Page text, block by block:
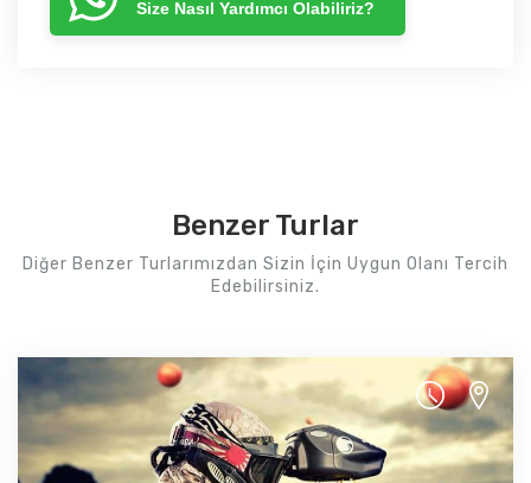
Size Nasıl Yardımcı Olabiliriz?
Benzer Turlar
Diğer Benzer Turlarımızdan Sizin İçin Uygun Olanı Tercih
Edebilirsiniz.